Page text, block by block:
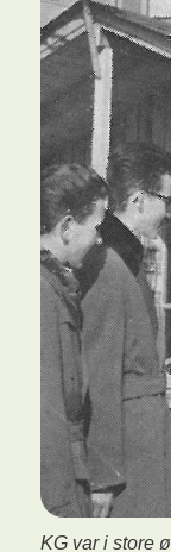
KG var i store